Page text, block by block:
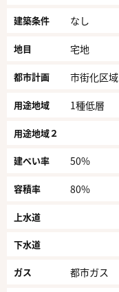
建築条件 なし
地目 宅地
都市計画 市街化区域
用途地域 1種低層
用途地域２
建ぺい率 50%
容積率 80%
上水道
下水道
ガス 都市ガス